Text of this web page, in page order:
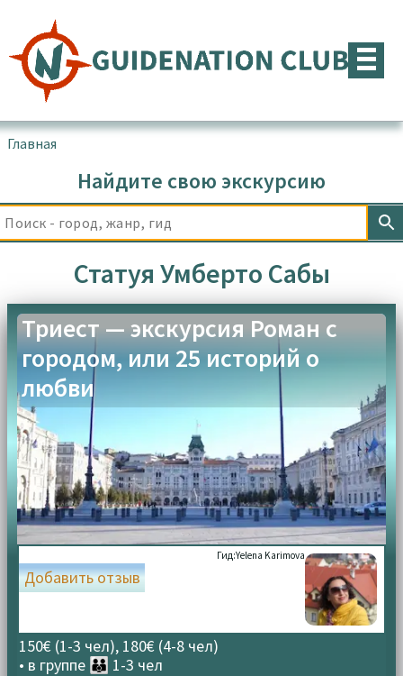
содержимому
Главная
Найдите свою экскурсию
Статуя Умберто Сабы
Триест — экскурсия Роман с
городом, или 25 историй о
любви
Гид:Yelena Karimova
150€ (1-3 чел), 180€ (4-8 чел)
• в группе 👪 1-3 чел
Добавить отзыв